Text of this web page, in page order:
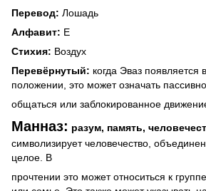
Перевод: Лошадь
Алфавит: E
Стихия: Воздух
Перевёрнутый: когда Эваз появляется
положении, это может означать
общаться или заблокированное
Манназ: разум, память,
символизирует человечество,
целое. В
прочтении это может относиться к